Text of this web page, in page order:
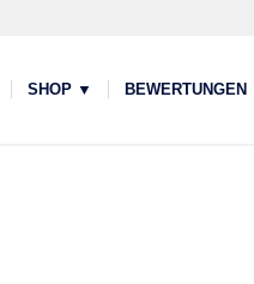
SHOP ▼ BEWERTUNGEN